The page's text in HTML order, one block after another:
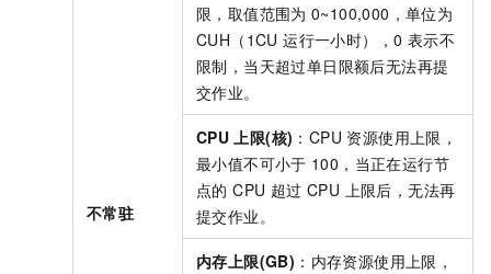
不常驻
限，取值范围为 0~100,000，单位为
CUH（1CU 运行一小时），0 表示不
限制，当天超过单日限额后无法再提
交作业。
CPU 上限(核) ：CPU 资源使用上限，
最小值不可小于 100，当正在运行节
点的 CPU 超过 CPU 上限后，无法再
提交作业。
内存上限(GB) ：内存资源使用上限，